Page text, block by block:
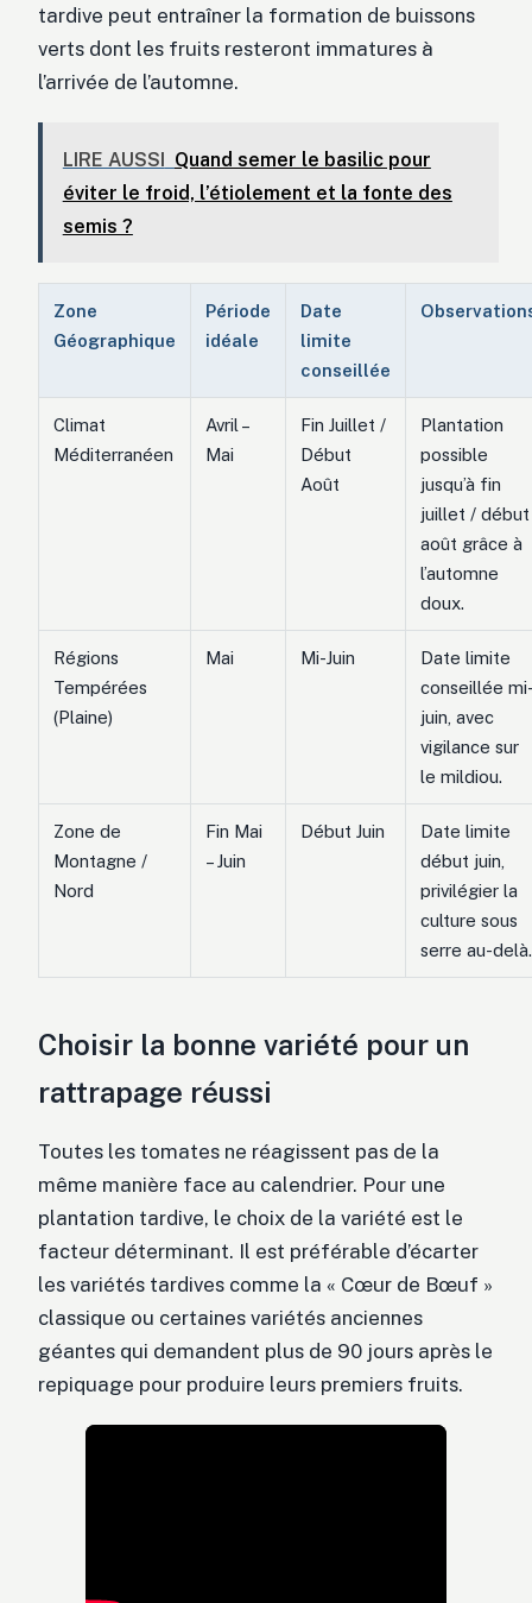
tardive peut entraîner la formation de buissons
verts dont les fruits resteront immatures à
l’arrivée de l’automne.
LIRE AUSSI Quand semer le basilic pour
éviter le froid, l’étiolement et la fonte des
semis ?
Zone
Géographique
Période
idéale
Date
limite
conseillée
Climat
Méditerranéen
Avril –
Mai
Fin Juillet /
Début
Août
Plantation
possible
jusqu’à fin
juillet / début
août grâce à
l’automne
doux.
Régions
Tempérées
(Plaine)
Mai Mi-Juin
Date limite
conseillée
juin, avec
vigilance sur
le mildiou.
Zone de
Montagne /
Nord
Fin Mai
– Juin
Début Juin
Date limite
début juin,
privilégier la
culture sous
serre au-delà.
Choisir la bonne variété pour un
rattrapage réussi
Toutes les tomates ne réagissent pas de la
même manière face au calendrier. Pour une
plantation tardive, le choix de la variété est le
facteur déterminant. Il est préférable d’écarter
les variétés tardives comme la « Cœur de Bœuf »
classique ou certaines variétés anciennes
géantes qui demandent plus de 90 jours après le
repiquage pour produire leurs premiers fruits.